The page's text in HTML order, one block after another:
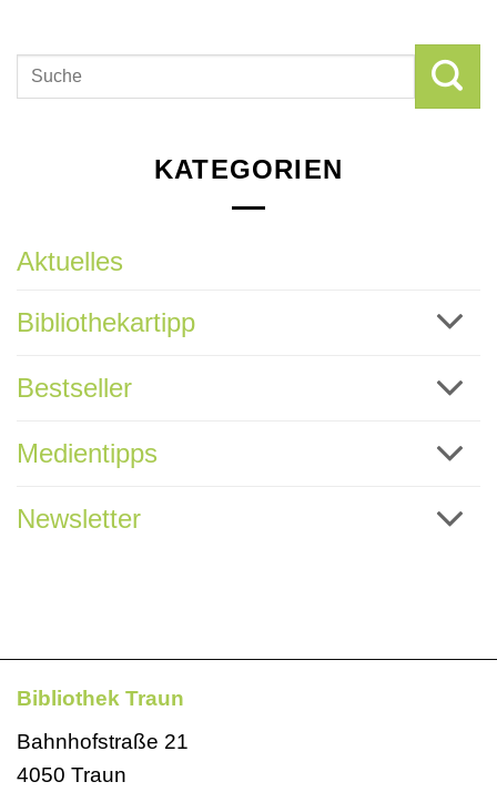
KATEGORIEN
Aktuelles
Bibliothekartipp
Bestseller
Medientipps
Newsletter
Bibliothek Traun
Bahnhofstraße 21
4050 Traun